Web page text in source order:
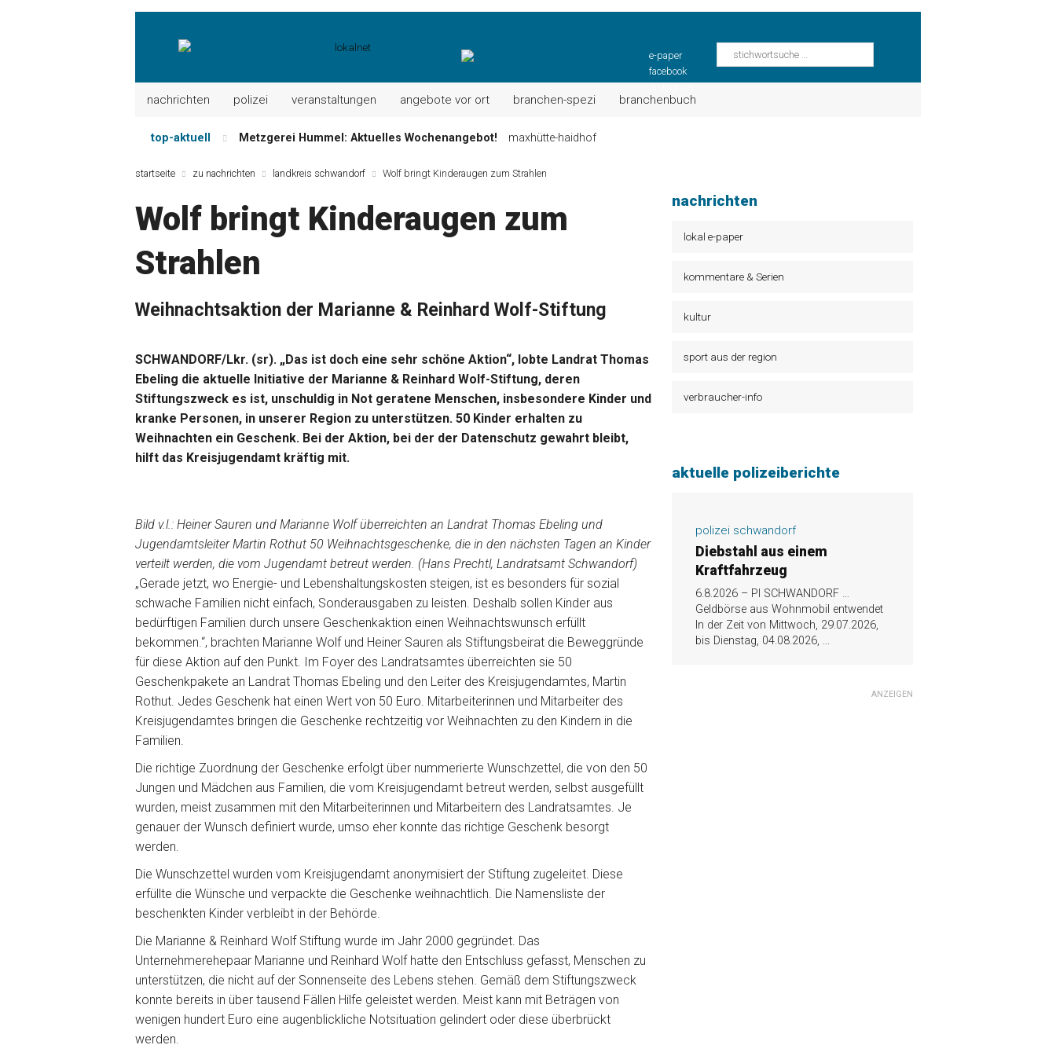
e-paper
facebook
nachrichten polizei veranstaltungen angebote vor ort branchen-spezi branchenbuch
top-aktuell Metzgerei Hummel: Aktuelles Wochenangebot!
maxhütte-haidhof
Der „deutsche Michel“ muss nun zahlen!
Maxhütter Fischladen: Unser aktuelles Angebot …
maxhütte-haidhof
Nutzen Sie aktuelle Angebote Ihrer Region!
startseite zu nachrichten landkreis schwandorf Wolf bringt Kinderaugen zum Strahlen
Wolf bringt Kinderaugen zum
Strahlen
Weihnachtsaktion der Marianne & Reinhard Wolf-Stiftung
SCHWANDORF/Lkr. (sr). „Das ist doch eine sehr schöne Aktion“, lobte Landrat Thomas
Ebeling die aktuelle Initiative der Marianne & Reinhard Wolf-Stiftung, deren
Stiftungszweck es ist, unschuldig in Not geratene Menschen, insbesondere Kinder und
kranke Personen, in unserer Region zu unterstützen. 50 Kinder erhalten zu
Weihnachten ein Geschenk. Bei der Aktion, bei der der Datenschutz gewahrt bleibt,
hilft das Kreisjugendamt kräftig mit.
Bild v.l.: Heiner Sauren und Marianne Wolf überreichten an Landrat Thomas Ebeling und
Jugendamtsleiter Martin Rothut 50 Weihnachtsgeschenke, die in den nächsten Tagen an Kinder
verteilt werden, die vom Jugendamt betreut werden. (Hans Prechtl, Landratsamt Schwandorf)
„Gerade jetzt, wo Energie- und Lebenshaltungskosten steigen, ist es besonders für sozial
schwache Familien nicht einfach, Sonderausgaben zu leisten. Deshalb sollen Kinder aus
bedürftigen Familien durch unsere Geschenkaktion einen Weihnachtswunsch erfüllt
bekommen.“, brachten Marianne Wolf und Heiner Sauren als Stiftungsbeirat die Beweggründe
für diese Aktion auf den Punkt. Im Foyer des Landratsamtes überreichten sie 50
Geschenkpakete an Landrat Thomas Ebeling und den Leiter des Kreisjugendamtes, Martin
Rothut. Jedes Geschenk hat einen Wert von 50 Euro. Mitarbeiterinnen und Mitarbeiter des
Kreisjugendamtes bringen die Geschenke rechtzeitig vor Weihnachten zu den Kindern in die
Familien.
Die richtige Zuordnung der Geschenke erfolgt über nummerierte Wunschzettel, die von den 50
Jungen und Mädchen aus Familien, die vom Kreisjugendamt betreut werden, selbst ausgefüllt
wurden, meist zusammen mit den Mitarbeiterinnen und Mitarbeitern des Landratsamtes. Je
genauer der Wunsch definiert wurde, umso eher konnte das richtige Geschenk besorgt
werden.
Die Wunschzettel wurden vom Kreisjugendamt anonymisiert der Stiftung zugeleitet. Diese
erfüllte die Wünsche und verpackte die Geschenke weihnachtlich. Die Namensliste der
beschenkten Kinder verbleibt in der Behörde.
Die Marianne & Reinhard Wolf Stiftung wurde im Jahr 2000 gegründet. Das
Unternehmerehepaar Marianne und Reinhard Wolf hatte den Entschluss gefasst, Menschen zu
unterstützen, die nicht auf der Sonnenseite des Lebens stehen. Gemäß dem Stiftungszweck
konnte bereits in über tausend Fällen Hilfe geleistet werden. Meist kann mit Beträgen von
wenigen hundert Euro eine augenblickliche Notsituation gelindert oder diese überbrückt
werden.
nachrichten
lokal e-paper
kommentare & Serien
kultur
sport aus der region
verbraucher-info
aktuelle polizeiberichte
polizei schwandorf
Diebstahl aus einem
Kraftfahrzeug
6.8.2026 – PI SCHWANDORF …
Geldbörse aus Wohnmobil entwendet
In der Zeit von Mittwoch, 29.07.2026,
bis Dienstag, 04.08.2026, ...
ANZEIGEN